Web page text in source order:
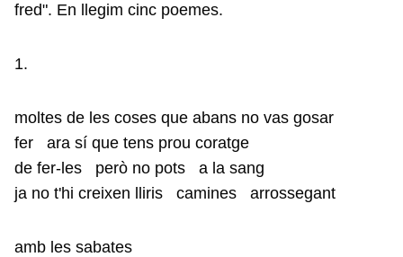
fred". En llegim cinc poemes.
1.
moltes de les coses que abans no vas gosar
fer ara sí que tens prou coratge
de fer-les però no pots a la sang
ja no t'hi creixen lliris camines arrossegant
amb les sabates